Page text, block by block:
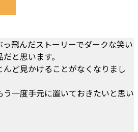
飛んだストーリーでダークな笑い
と思います。
ど見かけることがなくなりまし
一度手元に置いておきたいと思い